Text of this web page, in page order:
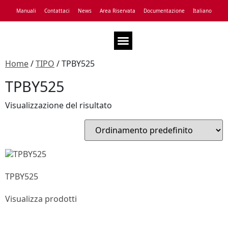
Manuali Contattaci News Area Riservata Documentazione Italiano
Home/TIPO / TPBY525
TPBY525
Visualizzazione del risultato
TPBY525
Visualizza prodotti